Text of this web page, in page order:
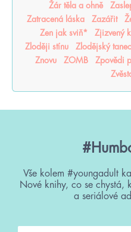
Žár těla a ohně
Zatracená láska
Zazářit
Zen jak sviň*
Zjizvený
Zloději stínu
Zlodějský tanec
Znovu
ZOMB Zpovědi
Vše kolem #youngadult
Nové knihy, co se chystá,
a seriálové